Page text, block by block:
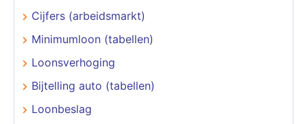
Cijfers (arbeidsmarkt)
Minimumloon (tabellen)
Loonsverhoging
Bijtelling auto (tabellen)
Loonbeslag